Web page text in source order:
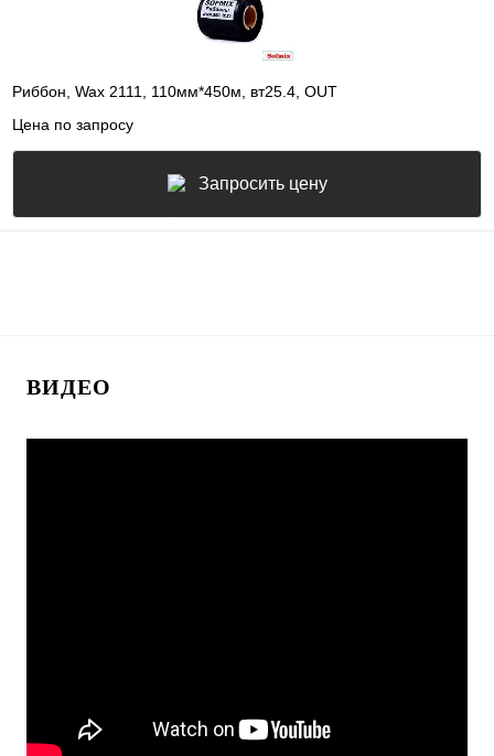
Риббон, Wax 2111, 110мм*450м, вт25.4, OUT
Цена по запросу
Запросить цену
ВИДЕО